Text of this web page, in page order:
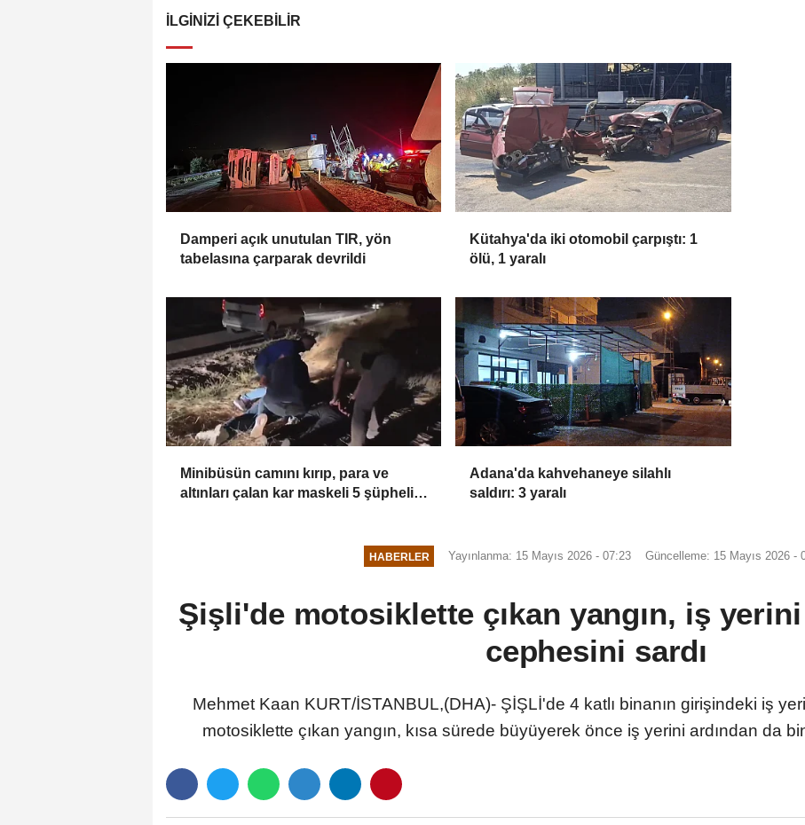
İLGINIZI ÇEKEBILIR
Damperi açık unutulan TIR, yön
tabelasına çarparak devrildi
Kütahya'da iki otomobil çarpıştı: 1
ölü, 1 yaralı
Minibüsün camını kırıp, para ve
altınları çalan kar maskeli 5 şüpheli,
Adana'da kahvehaneye silahlı
saldırı: 3 yaralı
HABERLER Yayınlanma: 15 Mayıs 2026 - 07:23 Güncelleme: 15 Mayıs 2026 -
Şişli'de motosiklette çıkan yangın, iş yerini
cephesini sardı
Mehmet Kaan KURT/İSTANBUL,(DHA)- ŞİŞLİ'de 4 katlı binanın girişindeki iş
motosiklette çıkan yangın, kısa sürede büyüyerek önce iş yerini ardından da